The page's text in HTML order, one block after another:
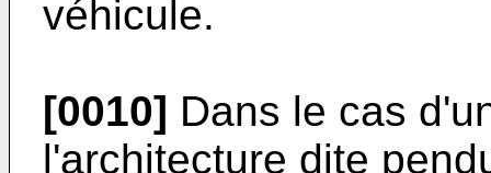
véhicule.
[0010] Dans le cas
l'architecture dite